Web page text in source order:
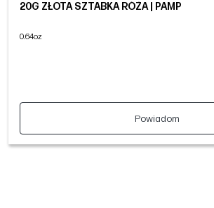
20G ZŁOTA SZTABKA RÓŻA | PAMP
0.64oz
Powiadom